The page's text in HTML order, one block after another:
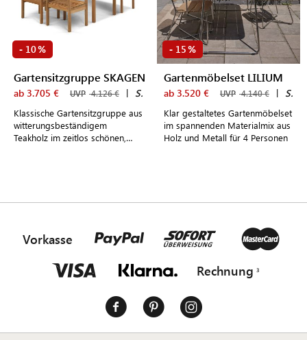
- 10%
Gartensitzgruppe SKAGEN
ab 3.705 € UVP 4.126 € | Skagerak by Fritz Hansen
Klassische Gartensitzgruppe aus
witterungsbeständigem
Teakholz im zeitlos schönen,
- 15 %
Gartenmöbelset LILIUM
ab 3.520 € UVP 4.140 € | Skagerak by Fritz Hansen
Klar gestaltetes Gartenmöbelset
im spannenden Materialmix aus
Holz und Metall für 4 Personen
Vorkasse
Rechnung